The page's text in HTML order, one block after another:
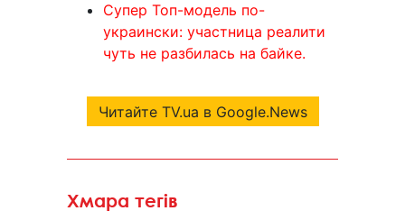
Супер Топ-модель по-
украински: участница реалити
чуть не разбилась на байке.
Читайте TV.ua в Google.News
Хмара тегів